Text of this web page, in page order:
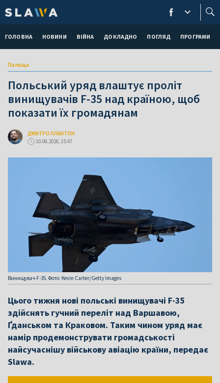
ГОЛОВНА НОВИНИ ВІЙНА ДОКЛАДНО ПОГЛЯД ПРОГРАМИ
Польща
Польський уряд влаштує проліт
винищувачів F-35 над країною, щоб
показати їх громадянам
ДМИТРО ПЛАНТОН
10.06.2026, 15:47
Винищувач F-35. Фото: Kevin Carter/Getty Images
Цього тижня нові польські винищувачі F-35
здійснять гучний переліт над Варшавою,
Ґданськом та Краковом. Таким чином уряд має
намір продемонструвати громадськості
найсучаснішу військову авіацію країни, передає
Slawa.